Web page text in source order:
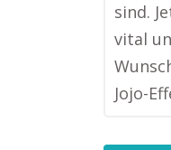
sind.
vital
Jojo-